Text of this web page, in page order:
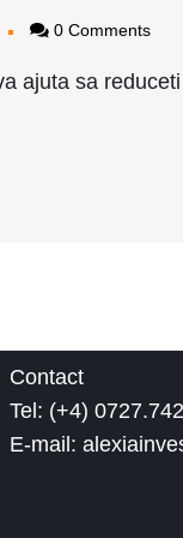
0 Comments
ajuta sa
Contact
Tel: (+4)
E-mail: